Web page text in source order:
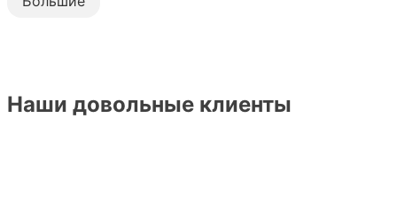
Наши довольные клиенты